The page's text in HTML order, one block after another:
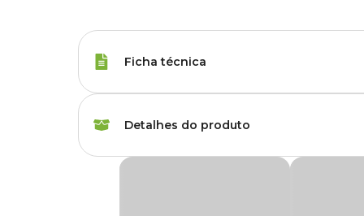
Ficha técnica
Tipo da Ração Premium Especial
Detalhes do produto